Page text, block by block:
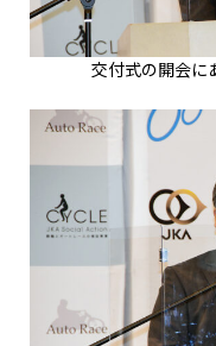
交付式の開会に